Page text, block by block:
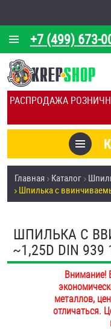
РАСПРОДАЖА
+7 (499) 673-
О КОМПАНИИ
КАЛЬКУЛЯТОР
ОТЗЫВЫ
УСЛУГИ
СКИДКИ
ОПТ
ПОКУПАТЕЛЯМ
ОПЛАТА И
НАШИ МАГАЗИНЫ
Товары со
Анкеры
Болты и винты
Втулки
Главная Каталог
Шпилька c
ШПИЛЬКА C
~1,25D DIN
Внимание!
металлов,
отличаться.